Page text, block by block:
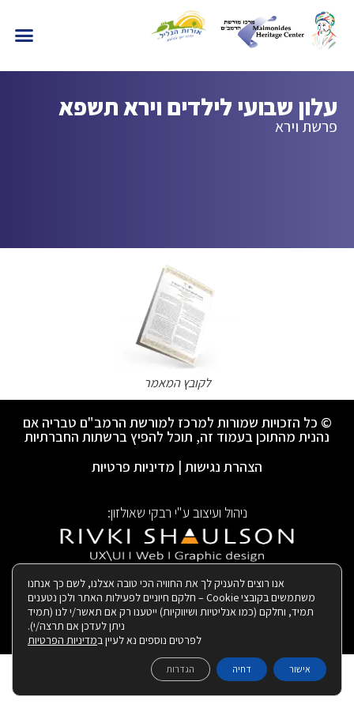
עלון שבועי לילדים וירא תשפא
פרשת וירא
לקובץ המאמר
© כל הזכויות שמורות למרכז למורשת הרמב"ם טבריה אם
נהנית מהתוכן בעמוד זה, תוכל להפיץ ברשתות החברתיות
הצהרת נגישות | מדיניות פרטיות
ניהול ועיצוב ע"י רבקי שאולזון:
| בנייה ותחזוקת האתר:
אנו רוצים להעניק לך את החוויה הכי טובה אצלנו, לשם כך אנחנו
משתמשים בקובצי Cookie – חלקם חיוניים לפעילות האתר ולכן נטענים
תמיד, וחלקם (כמו אנליטיות ושיווקיות) ייטענו רק אם תאשר/י לנו (תמיד
ניתן לעדכן אם תרצה/י).
לפרטים נוספים נא לעיין במדיניות הפרטיות
אישור דחיה הגדרות